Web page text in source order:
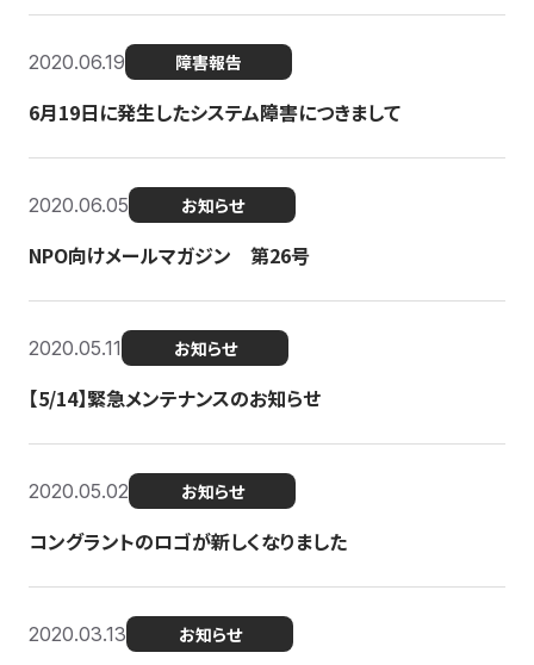
2020.06.19 障害報告
6月19日に発生したシステム障害につきまして
2020.06.05 お知らせ
NPO向けメールマガジン 第26号
2020.05.11 お知らせ
【5/14】緊急メンテナンスのお知らせ
2020.05.02 お知らせ
コングラントのロゴが新しくなりました
2020.03.13 お知らせ